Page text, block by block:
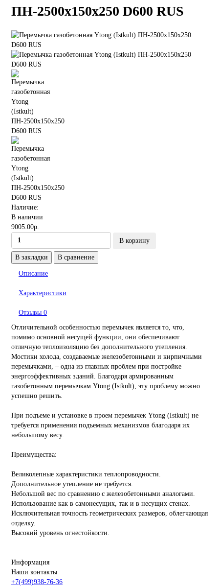
ПН-2500х150х250 D600 RUS
Наличие:
В наличии
9005.00р.
В корзину
В закладки В сравнение
Описание
Характеристики
Отзывы 0
Отличительной особенностью перемычек является то, что,
помимо основной несущей функции, они обеспечивают
отличную теплоизоляцию без дополнительного утепления.
Мостики холода, создаваемые железобетонными и кирпичными
перемычками, – одна из главных проблем при постройке
энергоэффективных зданий. Благодаря армированным
газобетонным перемычкам Ytong (Istkult), эту проблему можно
успешно решить.
При подъеме и установке в проем перемычек Ytong (Istkult) не
требуется применения подъемных механизмов благодаря их
небольшому весу.
Преимущества:
Великолепные характеристики теплопроводности.
Дополнительное утепление не требуется.
Небольшой вес по сравнению с железобетонными аналогами.
Использование как в самонесущих, так и в несущих стенах.
Исключительная точность геометрических размеров, облегчающая
отделку.
Высокий уровень огнестойкости.
Информация
Наши контакты
+7(499)938-76-36